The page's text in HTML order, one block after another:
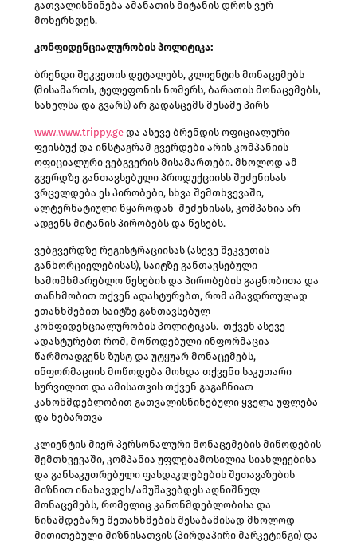
გათვალისწინება ამანათის მიტანის დროს ვერ
მოხერხდეს.
კონფიდენციალურობისპოლიტიკა:
ბრენდი შეკვეთის დეტალებს, კლიენტის მონაცემებს
(მისამართს, ტელეფონის ნომერს, ბარათის მონაცემებს,
სახელსა და გვარს) არ გადასცემს მესამე პირს
www.www.trippy.ge და ასევე ბრენდის ოფიციალური
ფეისბუქ და ინსტაგრამ გვერდები არის კომპანიის
ოფიციალური ვებგვერის მისამართები. მხოლოდ ამ
გვერდზე განთავსებული პროდუქციისს შეძენისას
ვრცელდება ეს პირობები, სხვა შემთხვევაში,
ალტერნატიული წყაროდან შეძენისას, კომპანია არ
ადგენს მიტანის პირობებს და წესებს.
ვებგვერდზე რეგისტრაციისას (ასევე შეკვეთის
განხორციელებისას), საიტზე განთავსებული
სამომხმარებლო წესების და პირობების გაცნობითა და
თანხმობით თქვენ ადასტურებთ, რომ ამავდროულად
ეთანხმებით საიტზე განთავსებულ
კონფიდენციალურობის პოლიტიკას. თქვენ ასევე
ადასტურებთ რომ, მოწოდებული ინფორმაცია
წარმოადგენს ზუსტ და უტყუარ მონაცემებს,
ინფორმაციის მოწოდება მოხდა თქვენი საკუთარი
სურვილით და ამისათვის თქვენ გაგაჩნიათ
კანონმდებლობით გათვალისწინებული ყველა უფლება
და ნებართვა
კლიენტის მიერ პერსონალური მონაცემების მიწოდების
შემთხვევაში, კომპანია უფლებამოსილია სიახლეებისა
და განსაკუთრებული ფასდაკლებების შეთავაზების
მიზნით ინახავდეს/ამუშავებდეს აღნიშნულ
მონაცემებს, რომელიც კანონმდებლობისა და
წინამდებარე შეთანხმების შესაბამისად მხოლოდ
მითითებული მიზნისათვის (პირდაპირი მარკეტინგი) და